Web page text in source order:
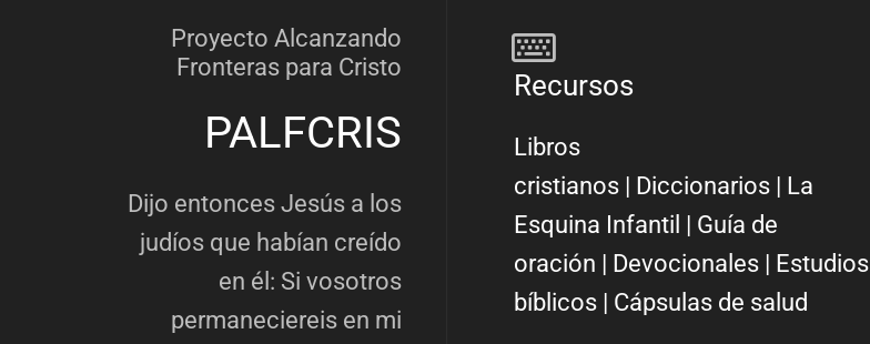
Proyecto Alcanzando
Fronteras para Cristo
PALFCRIS
Dijo entonces Jesús a los
judíos que habían creído
en él: Si vosotros
permaneciereis en mi
Recursos
Libros
cristianos| Diccionarios| La
Esquina Infantil | Guía de
oración | Devocionales| Estudios
bíblicos| Cápsulas de salud